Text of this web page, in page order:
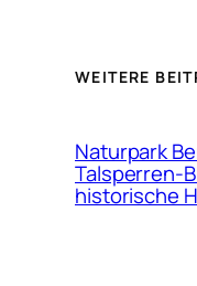
WEITERE
Naturpark
Talsperren-
historische